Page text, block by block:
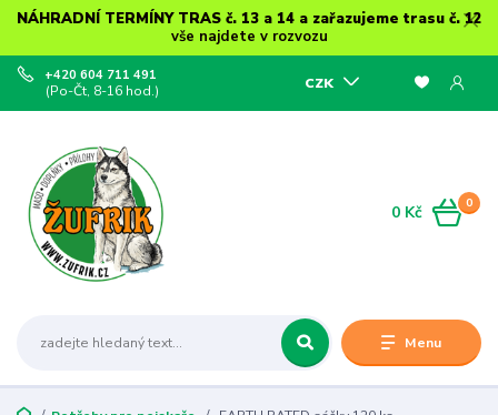
NÁHRADNÍ TERMÍNY TRAS č. 13 a 14 a zařazujeme trasu č. 12
vše najdete v rozvozu
Menu
CZK
+420 604 711 491
(Po-Čt, 8-16 hod.)
0
0 Kč